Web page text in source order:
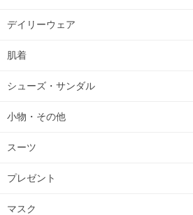
デイリーウェア
肌着
シューズ・サンダル
小物・その他
スーツ
プレゼント
マスク